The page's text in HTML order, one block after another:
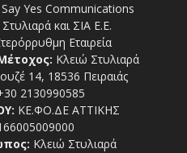
Say Yes Communications
και ΣΙΑ Ε.Ε.
Εταιρεία
Κλειώ Στυλιαρά
14, 18536 Πειραιάς
2130990585
ΚΕ.ΦΟ.ΔΕ ΑΤΤΙΚΗΣ
Κλειώ Στυλιαρά